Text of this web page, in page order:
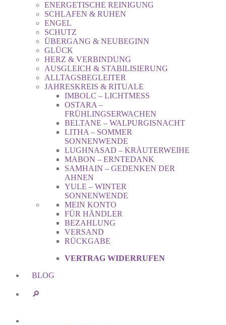
ENERGETISCHE REINIGUNG
SCHLAFEN & RUHEN
ENGEL
SCHUTZ
ÜBERGANG & NEUBEGINN
GLÜCK
HERZ & VERBINDUNG
AUSGLEICH & STABILISIERUNG
ALLTAGSBEGLEITER
JAHRESKREIS & RITUALE
IMBOLC – LICHTMESS
OSTARA –
FRÜHLINGSERWACHEN
BELTANE – WALPURGISNACHT
LITHA – SOMMER
SONNENWENDE
LUGHNASAD – KRÄUTERWEIHE
MABON – ERNTEDANK
SAMHAIN – GEDENKEN DER
AHNEN
YULE – WINTER
SONNENWENDE
MEIN KONTO
FÜR HÄNDLER
BEZAHLUNG
VERSAND
RÜCKGABE
VERTRAG WIDERRUFEN
BLOG
🔎︎